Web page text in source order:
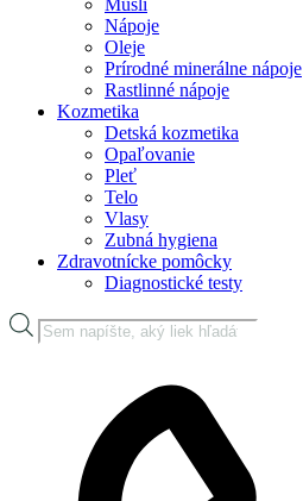
Müsli
Nápoje
Oleje
Prírodné minerálne nápoje
Rastlinné nápoje
Kozmetika
Detská kozmetika
Opaľovanie
Pleť
Telo
Vlasy
Zubná hygiena
Zdravotnícke pomôcky
Diagnostické testy
Products
search